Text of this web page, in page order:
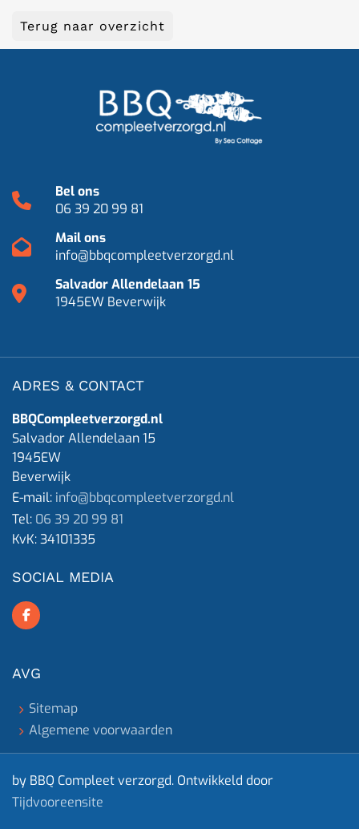
Terug naar overzicht
Bel ons
06 39 20 99 81
Mail ons
info@bbqcompleetverzorgd.nl
Salvador Allendelaan 15
1945EW Beverwijk
ADRES & CONTACT
BBQCompleetverzorgd.nl
Salvador Allendelaan 15
1945EW
Beverwijk
E-mail: info@bbqcompleetverzorgd.nl
Tel: 06 39 20 99 81
KvK:34101335
SOCIAL MEDIA
AVG
Sitemap
Algemene voorwaarden
by BBQ Compleet verzorgd. Ontwikkeld door
Tijdvooreensite